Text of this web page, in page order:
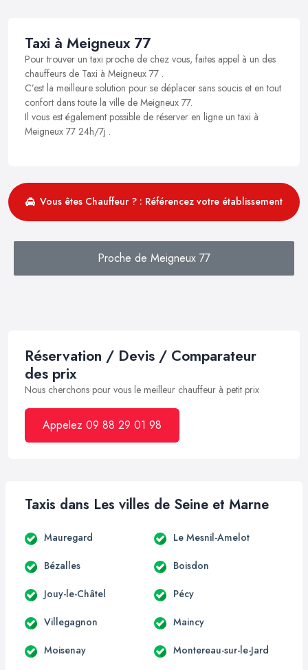
Taxi à Meigneux 77
Pour trouver un taxi proche de chez vous, faites appel à un des
chauffeurs de Taxi à Meigneux 77 .
C’est la meilleure solution pour se déplacer sans soucis et en tout
confort dans toute la ville de Meigneux 77.
Il vous est également possible de réserver en ligne un taxi à
Meigneux 77 24h/7j .
Vous êtes Chauffeur ? : Référencez votre établissement
Proche de Meigneux 77
Réservation / Devis / Comparateur
des prix
Nous cherchons pour vous le meilleur chauffeur à petit prix
Appelez 09 88 29 01 98
Taxis dans Les villes de Seine et Marne
Mauregard Le Mesnil-Amelot
Bézalles Boisdon
Jouy-le-Châtel Pécy
Villegagnon Maincy
Moisenay Montereau-sur-le-Jard